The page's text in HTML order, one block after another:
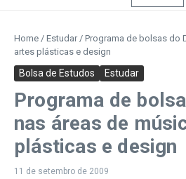
Home / Estudar / Programa de bolsas do
artes plásticas e design
Bolsa de Estudos Estudar
Programa de
nas áreas de
plásticas e design
11 de setembro de 2009